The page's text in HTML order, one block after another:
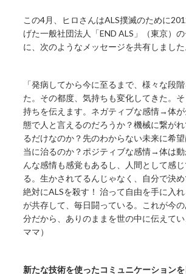
この4月、ヒロさんはALS撲滅のために
げた一般社団法人「END ALS」（東京）
に、次のようなメッセージを共有しました
「発病してから今に至るまで、様々な段
た。その都度、気持ちも変化してきた。
持ちを伝えます。ネガティブな感情→体
態で人と言えるのだろうか？機械に繋が
るだけなのか？先のわからない未来に希
当に治るのか？ポジティブな感情→体は動
んな感情も感覚もあるし、人間として感
る。生かされてるんじゃなく、自分で決め
絶対にALSを殺す！ 治って自由を手に入
が共存して、毎日闘っている。これが今
分だから、ありのままを世の中に伝えて
ママ）
新たな技術を使ったコミュニケーション